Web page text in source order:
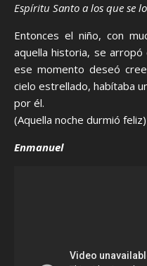
Espíritu Santo a los que se
Entonces el niño, con
aquella historia, se
ese momento deseó
cielo estrellado, habítaba
por él.
(Aquella noche durmió feliz)
Enmanuel